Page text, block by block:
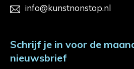
info@kunstnonstop.nl
Schrijf je in voor de
nieuwsbrief